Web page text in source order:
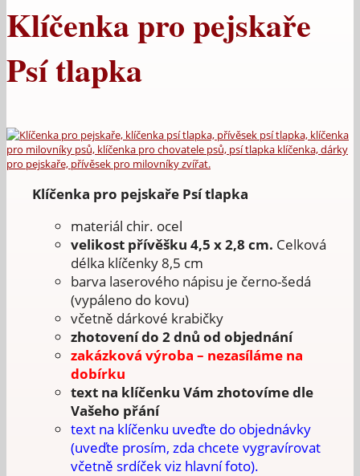
Klíčenka pro pejskaře
Psí tlapka
Klíčenka pro pejskaře Psí tlapka
materiál chir. ocel
velikost přívěšku 4,5 x 2,8 cm. Celková
délka klíčenky 8,5 cm
barva laserového nápisu je černo-šedá
(vypáleno do kovu)
včetně dárkové krabičky
zhotovení do 2 dnů od objednání
zakázková výroba – nezasíláme na
dobírku
text na klíčenku Vám zhotovíme dle
Vašeho přání
text na klíčenku uveďte do objednávky
(uveďte prosím, zda chcete vygravírovat
včetně srdíček viz hlavní foto).